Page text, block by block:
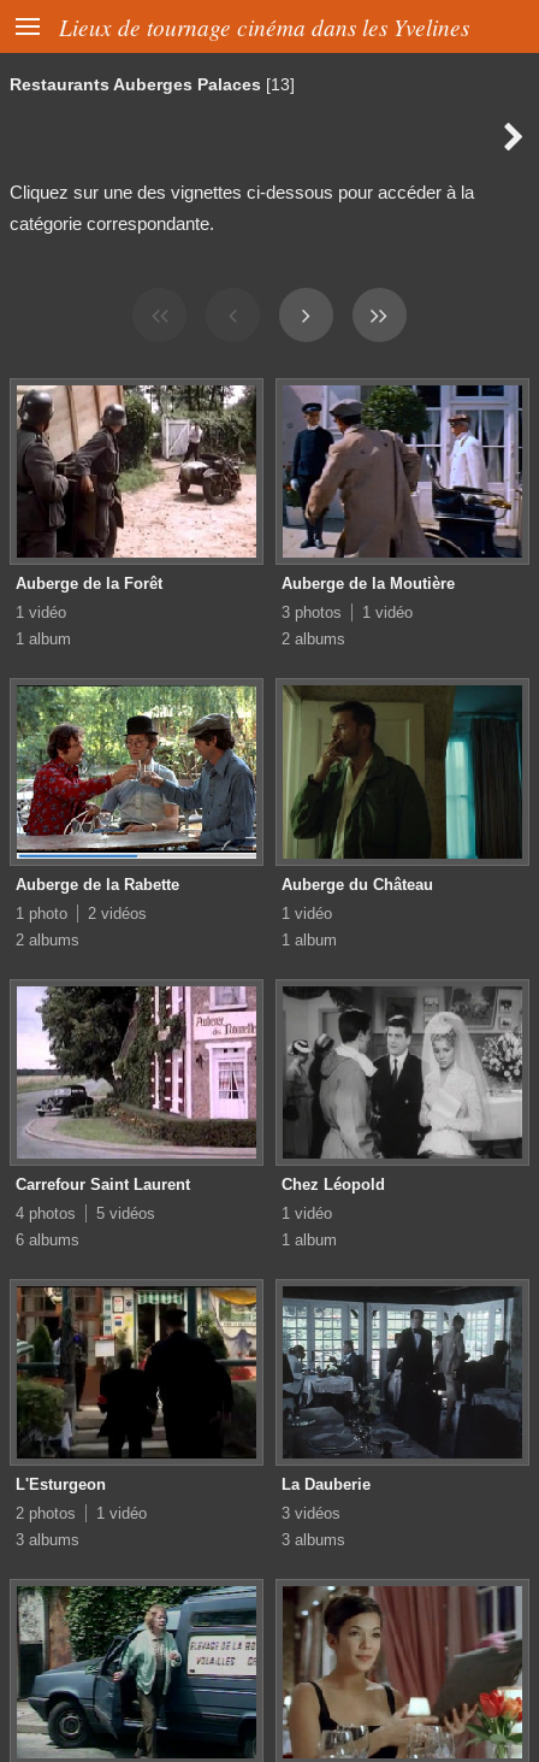
 Lieux de tournage cinéma dans les Yvelines
Restaurants Auberges Palaces [13]

Cliquez sur une des vignettes ci-dessous pour accéder à la
catégorie correspondante.
Auberge de la Forêt
1 vidéo
1 album
Auberge de la Moutière
3 photos
1 vidéo
2 albums
Auberge de la Rabette
1 photo
2 vidéos
2 albums
Auberge du Château
1 vidéo
1 album
Carrefour Saint Laurent
4 photos
5 vidéos
6 albums
Chez Léopold
1 vidéo
1 album
L'Esturgeon
2 photos
1 vidéo
3 albums
La Dauberie
3 vidéos
3 albums